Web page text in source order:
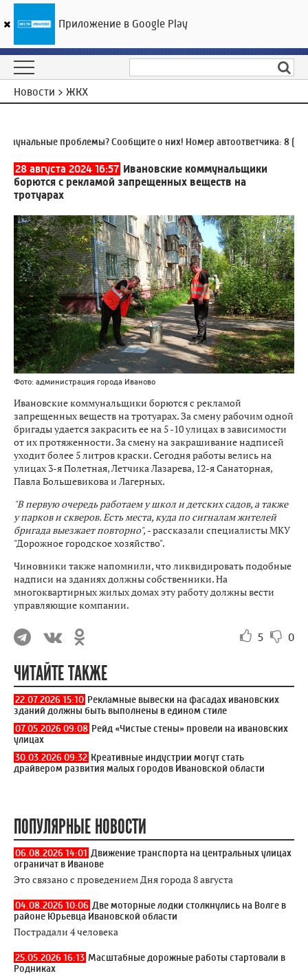
ГТРК «Ивтелерадио»
Новости > ЖКХ
проблемы? Сообщите о них! Номер автоответчика:8
28 августа 2024 16:57 Ивановские коммунальщики
борются с рекламой запрещенных веществ на
тротуарах
Фото: администрация города Иваново
Ивановские коммунальщики борются с рекламой
запрещенных веществ на тротуарах. За смену рабочим одной
бригады удается закрасить ее на 5 -10 улицах в зависимости
от их протяженности. За смену на закрашивание надписей
уходит более 5 литров краски. Сегодня работы велись на
улицах 3-я Полетная, Летчика Лазарева, 12-я Санаторная,
Павла Большевикова и Лагерных.
"В первую очередь работаем у школ и детских садов, а также
у парков и скверов. Есть места, куда по сигналам жителей
бригада выезжает повторно", - рассказали специалисты МКУ
"Дорожное городское хозяйство".
Чиновники также напомнили, что ликвидировать подобные
надписи на зданиях должны собственники. На
многоквартирных жилых домах эту работу должны вести
управляющие компании.
5 0
ЧИТАЙТЕ ТАКЖЕ
22.07.2026 15:10 Рекламные вывески на фасадах ивановских
зданий должны быть выполнены в едином стиле
07.05.2026 09:08 Рейд «Чистые стены» провели на ивановских
улицах
30.03.2026 09:32 Креативные индустрии могут стать
драйвером развития малых городов Ивановской области
ПОПУЛЯРНЫЕ НОВОСТИ
06.08.2026 14:01 Движение транспорта на центральных улицах
ограничат в Иванове
Это связано с проведением Дня города 8 августа
04.08.2026 10:06 Две моторные лодки столкнулись на Волге в
районе Юрьевца Ивановской области
Пострадали 4 человека
25.05.2026 16:13 Масштабные дорожные работы стартовали в
Родниках
Приложение в Google Play